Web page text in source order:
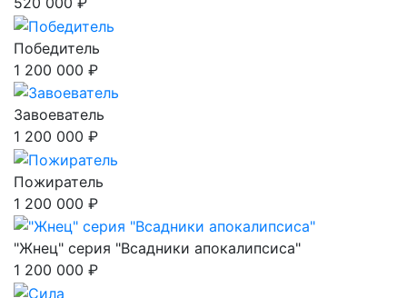
Победитель
1 200 000 ₽
Завоеватель
1 200 000 ₽
Пожиратель
1 200 000 ₽
"Жнец" серия "Всадники апокалипсиса"
1 200 000 ₽